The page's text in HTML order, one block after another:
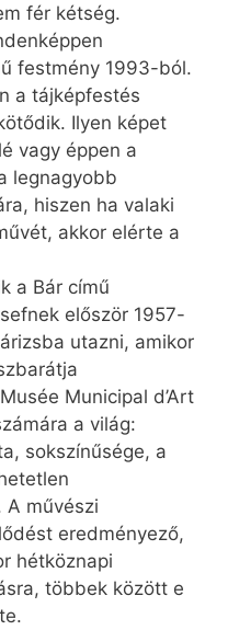
fér kétség.
festmény 1993-ból.
a tájképfestés
Ilyen képet
vagy éppen a
legnagyobb
hiszen ha valaki
akkor elérte a
a Bár című
először 1957-
utazni, amikor
Municipal d’Art
a világ:
sokszínűsége, a
A művészi
eredményező,
hétköznapi
többek között e